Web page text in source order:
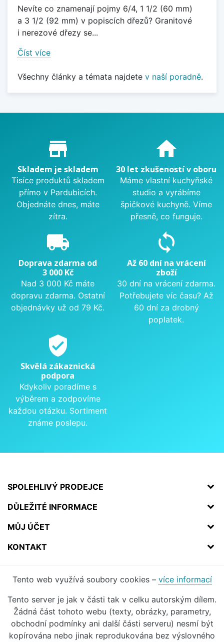
Nevíte co znamenají pojmy 6/4, 1 1/2 (60 mm)
a 3 1/2 (92 mm) v popiscích dřezů? Granitové
i nerezové dřezy se...
Číst více
Všechny články a témata najdete v naší poradně.
Proč nakupovat u nás?
store_mall_directory
Skladem je skladem
Tisíce produktů skladem
přímo v Pardubicích.
Objednáte dnes, máte
zítra.
home
30 let zkušeností v oboru
Máme vlastní kuchyňské
studio a vyrábíme
špičkové kuchyně. Víme
přesně, co funguje.
local_shipping
Doprava zdarma od
3 000 Kč
Nad 3 000 Kč máte
dopravu zdarma. Ostatní
objednávky už od 79 Kč.
sync
Až 60 dní na vrácení
zboží
30 dní na vrácení zdarma.
Potřebujete víc času? Až
60 dní za drobný
poplatek.
verified_user
Skvělá zákaznická
podpora
Kdykoliv poradíme s
výběrem a zodpovíme
každou otázku. Sortiment
známe poslepu.
SPOLEHLIVÝ PRODEJCE
DŮLEŽITÉ INFORMACE
MŮJ ÚČET
KONTAKT
Tento web využívá soubory cookies – více informací
Tento server je jak v části tak v celku autorským dílem.
Žádná část tohoto webu (texty, obrázky, parametry,
obchodní podmínky ani další části serveru) nesmí být
kopírována nebo jinak reprodukována bez výslovného